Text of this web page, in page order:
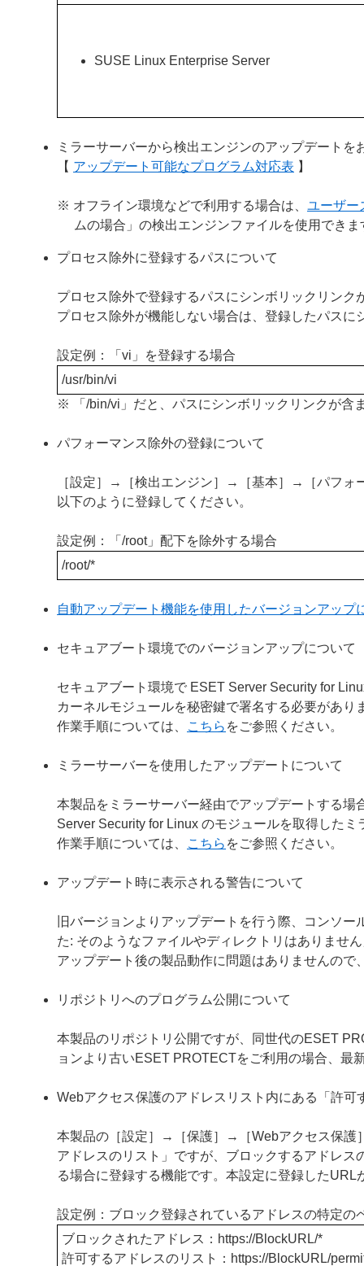
SUSE Linux Enterprise Server
ミラーサーバーから検出エンジンのアップデート
【 アップデート可能なプログラム対応表 】
※ オフライン環境などで利用する場合は、 ユーザー
ムの場合」の検出エンジンファイルを使用できま
プロセス除外に登録するパスについて
プロセス除外で登録するパスにシンボリックリンク
プロセス除外が機能しない場合は、登録したパス
設定例：「vi」を登録する場合
/usr/bin/vi
※ 「/bin/vi」だと、パスにシンボリックリンクが含
パフォーマンス除外の登録について
［設定］→［検出エンジン］→［基本］→［パフォ
以下のように登録してください。
設定例：「/root」配下を除外する場合
/root/*
自動アップデート機能を使用したバージョンアップ
セキュアブート環境でのバージョンアップについて
セキュアブート環境で ESET Server Security for
カーネルモジュールを秘密鍵で署名する必要があり
作業手順については、
こちら をご参照ください。
ミラーサーバーを使用したアップデートについて
本製品をミラーサーバー経由でアップデートする
Server Security for Linux のモジュールを取得した
作業手順については、
こちら をご参照ください。
アップデート時に表示される警告について
旧バージョンよりアップデートを行う際、コンソ
た: そのようなファイルやディレクトリはありませ
アップデート後の製品動作に問題はありませんので
リポジトリへのプログラム公開について
本製品のリポジトリ公開ですが、同世代のESET
ョンより古いESET PROTECTをご利用の場合、最
Webアクセス保護のアドレスリスト内にある「許可
本製品の［設定］→［保護］→［Webアクセス保
アドレスのリスト」ですが、ブロックするアドレ
る場合に登録する機能です。本設定に登録した
設定例：ブロック登録されているアドレスの特定の
ブロックされたアドレス：https://BlockURL/*
許可するアドレスのリスト：https://BlockURL/